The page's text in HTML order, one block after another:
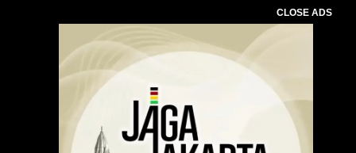
CLOSE ADS